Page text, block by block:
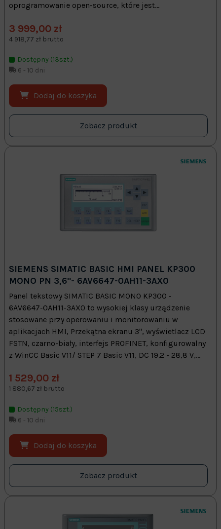
oprogramowanie open-source, które jest...
3 999,00 zł
4 918,77 zł brutto
Dostępny (13szt.)
6 - 10 dni
Dodaj do koszyka
Zobacz produkt
SIEMENS SIMATIC BASIC HMI PANEL KP300
MONO PN 3,6"- 6AV6647-0AH11-3AX0
Panel tekstowy SIMATIC BASIC MONO KP300 -
6AV6647-0AH11-3AX0 to wysokiej klasy urządzenie
stosowane przy operowaniu i monitorowaniu w
aplikacjach HMI, Przekątna ekranu 3", wyświetlacz LCD
FSTN, czarno-biały, interfejs PROFINET, konfigurowalny
z WinCC Basic V11/ STEP 7 Basic V11, DC 19.2 - 28,8 V,...
1 529,00 zł
1 880,67 zł brutto
Dostępny (15szt.)
6 - 10 dni
Dodaj do koszyka
Zobacz produkt